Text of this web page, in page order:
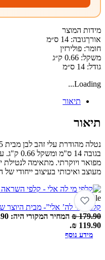
מידות המוצר
אורךגובה: 14 ס״מ
חומר: פולירזין
משקל: 0.66 ק״ג
גודל: 14 ס״מ
Loading...
תיאור
תיאור
בגובה
מפואר ויוקרתי. מתאימה לנטילת
מעוצב ואיכותי בעיצוב ייחודי של
Sale!
קלפי “מי לה’ אלי”- מבית היוצר של 5
179.90
₪ המחיר המקורי היה: 179.90 ₪.
119.90 ₪.
מידע נוסף